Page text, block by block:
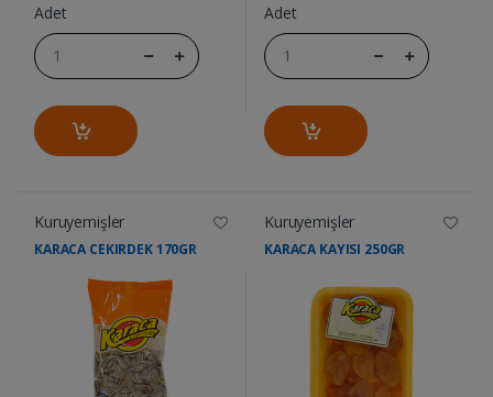
Adet Adet
Kuruyemişler
KARACA CEKIRDEK 170GR
Kuruyemişler
KARACA KAYISI 250GR